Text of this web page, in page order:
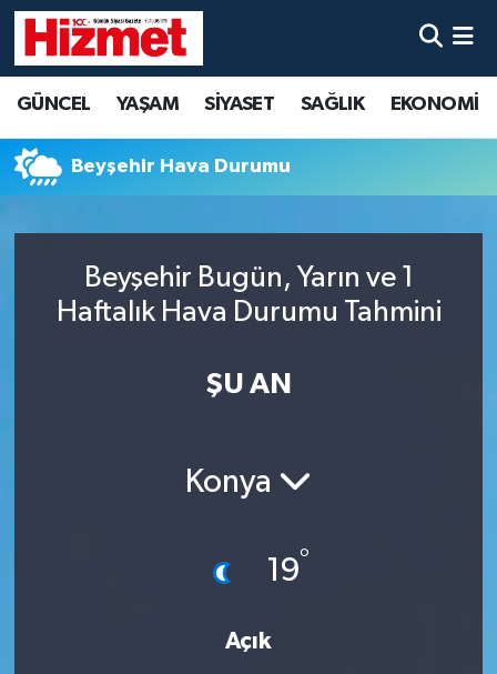
GÜNCEL YAŞAM SİYASET SAĞLIK EKONOMİ
Beyşehir Hava Durumu
Beyşehir Bugün, Yarın ve 1
Haftalık Hava Durumu Tahmini
ŞU AN
Konya
19°
Açık
YAŞAM
SİYASET
EKONOMİ
Denizli Hava Durumu
Denizli Trafik Yoğunluk Haritası
Tüm Manşetler